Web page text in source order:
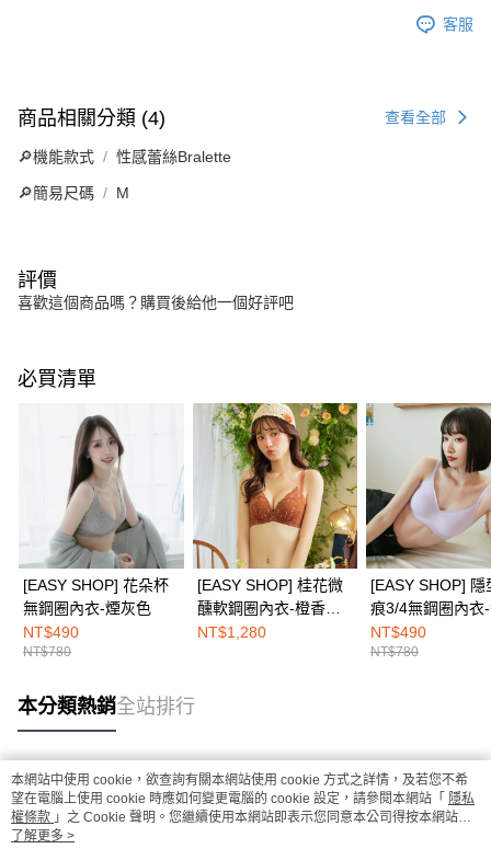
客服
商品相關分類 (4) 查看全部
🔎機能款式 性感蕾絲Bralette
🔎簡易尺碼 M
評價
喜歡這個商品嗎？購買後給他一個好評吧
必買清單
[EASY SHOP] 花朵杯
無鋼圈內衣-煙灰色
NT$490
NT$780
[EASY SHOP] 桂花微
醺軟鋼圈內衣-橙香甘
醺
NT$1,280
[EASY SHOP] 隱
痕3/4無鋼圈內衣
紫
NT$490
NT$780
本分類熱銷全站排行
熱門標籤
本網站中使用 cookie，欲查詢有關本網站使用 cookie 方式之詳情，及若您不希
望在電腦上使用 cookie 時應如何變更電腦的 cookie 設定，請參閱本網站「 隱私
權條款 」之 Cookie 聲明。您繼續使用本網站即表示您同意本公司得按本網站使
用條款之 Cookie 聲明使用 cookie。
了解更多 >